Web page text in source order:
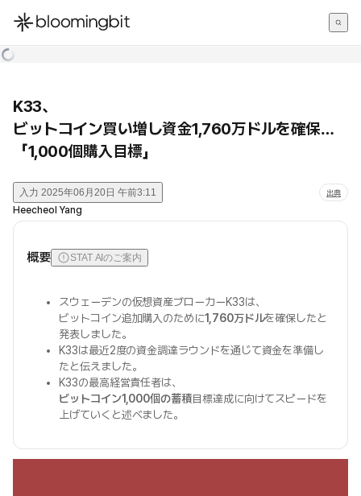
한국어
K33、
ビットコイン買い増し資金1,760万ドルを確保…
「1,000個購入目標」
入力 2025年06月20日 午前3:11 出典
Heecheol Yang
概要 STAT AIのご案内
スウェーデンの仮想資産ブローカーK33は、
ビットコイン追加購入のために1,760万ドルを確保したと
発表しました。
K33は最近2度の資金調達ラウンドを通じて資金を準備し
たと伝えました。
K33の最高経営責任者は、
ビットコイン1,000個の蓄積目標達成に向けてスピードを
上げていくと述べました。